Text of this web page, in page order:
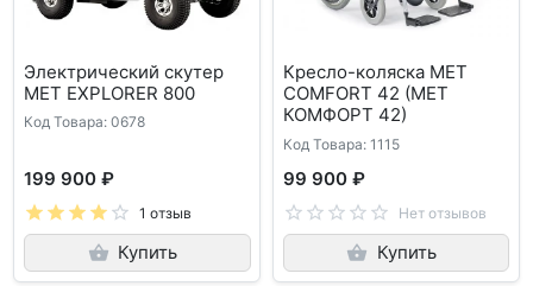
Электрический скутер
MET EXPLORER 800
Код Товара: 0678
199 900 ₽
1 отзыв
Купить
Кресло-коляска MET
COMFORT 42 (МЕТ
КОМФОРТ 42)
Код Товара: 1115
99 900 ₽
Нет отзывов
Купить